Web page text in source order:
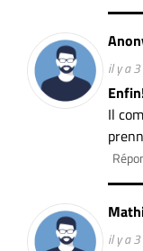
il y a
Il
il y a